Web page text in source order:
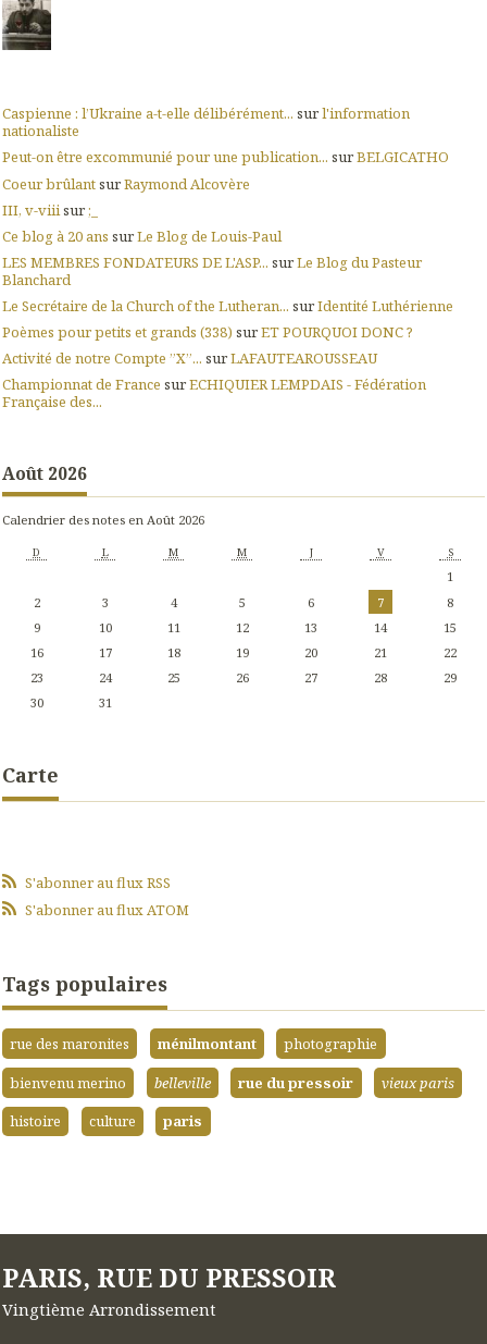
Caspienne : l’Ukraine a-t-elle délibérément... surl'information
nationaliste
Peut-on être excommunié pour une publication... surBELGICATHO
Coeur brûlantsurRaymond Alcovère
III, v-viiisur;_
Ce blog à 20 ans surLe Blog de Louis-Paul
LES MEMBRES FONDATEURS DE L'ASP... surLe Blog du Pasteur
Blanchard
Le Secrétaire de la Church of the Lutheran... surIdentité Luthérienne
Poèmes pour petits et grands (338) surET POURQUOI DONC ?
Activité de notre Compte ”X”... surLAFAUTEAROUSSEAU
Championnat de France surECHIQUIER LEMPDAIS - Fédération
Française des...
Août 2026
Calendrier des notes en Août 2026
D L M M J V S
1
2
3 4 5 6 7
8
9
10 11 12 13 14
15
16
17 18 19 20 21
22
23
24 25 26 27 28
29
30
31
Carte
S'abonner au flux RSS
S'abonner au flux ATOM
Tags populaires
rue des maronites ménilmontant
photographie
bienvenu merino
belleville rue du pressoir
vieux paris
histoire
culture paris
PARIS, RUE DU PRESSOIR
Vingtième Arrondissement